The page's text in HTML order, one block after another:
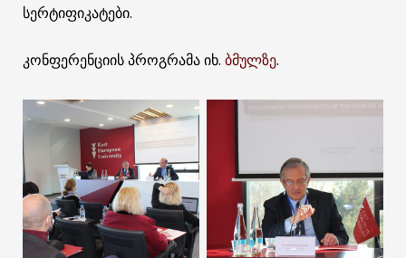
სერტიფიკატები.
კონფერენციის პროგრამა იხ. ბმულზე.